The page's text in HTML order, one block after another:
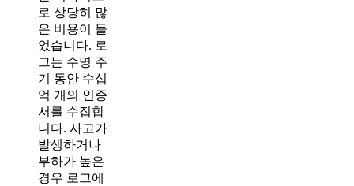
로 상당히 많
은 비용이 들
었습니다. 로
그는 수명 주
기 동안 수십
억 개의 인증
서를 수집합
니다. 사고가
발생하거나
부하가 높은
경우 로그에